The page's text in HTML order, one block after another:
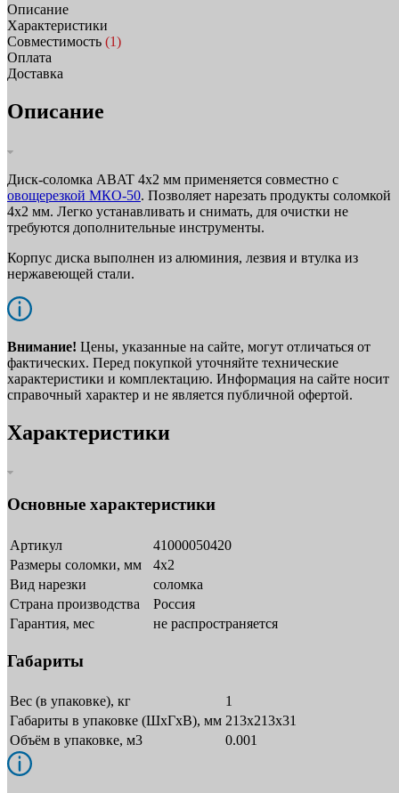
Описание
Характеристики
Совместимость (1)
Оплата
Доставка
Описание
Диск-соломка ABAT 4х2 мм применяется совместно с
овощерезкой МКО-50. Позволяет нарезать продукты соломкой
4х2 мм. Легко устанавливать и снимать, для очистки не
требуются дополнительные инструменты.
Корпус диска выполнен из алюминия, лезвия и втулка из
нержавеющей стали.
Внимание! Цены, указанные на сайте, могут отличаться от
фактических. Перед покупкой уточняйте технические
характеристики и комплектацию. Информация на сайте носит
справочный характер и не является публичной офертой.
Характеристики
Основные характеристики
Артикул
41000050420
Размеры соломки, мм
4x2
Вид нарезки
соломка
Страна производства
Россия
Гарантия, мес
не распространяется
Габариты
Вес (в упаковке), кг
1
Габариты в упаковке (ШxГxВ), мм 213х213х31
Объём в упаковке, м3
0.001